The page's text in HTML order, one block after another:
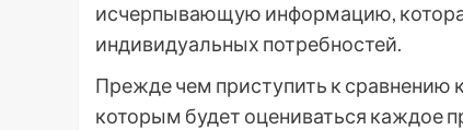
исчерпывающую информацию,
индивидуальных потребностей.
Прежде чем приступить к сравнению
которым будет оцениваться каждое